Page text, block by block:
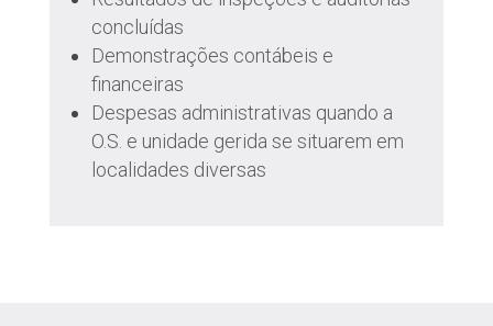
concluídas
Demonstrações contábeis e
financeiras
Despesas administrativas quando a
O.S. e unidade gerida se situarem em
localidades diversas